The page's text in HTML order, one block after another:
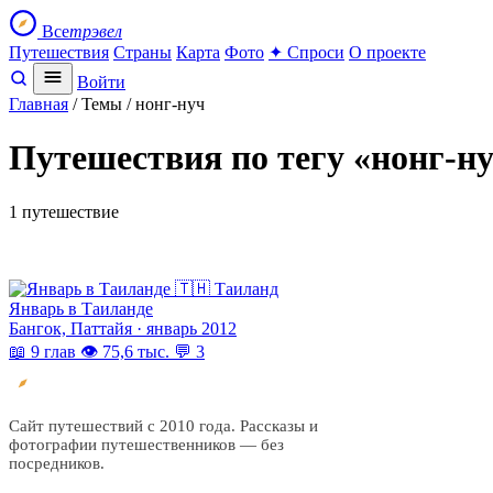
Всетрэвел
Путешествия Страны Карта Фото ✦ Спроси О проекте
Войти
Главная / Темы / нонг-нуч
Путешествия по тегу «нонг-
1 путешествие
🇹🇭 Таиланд
Январь в Таиланде
Бангок, Паттайя · январь 2012
📖 9 глав 👁 75,6 тыс. 💬 3
Сайт путешествий с 2010 года. Рассказы и
фотографии путешественников — без
посредников.